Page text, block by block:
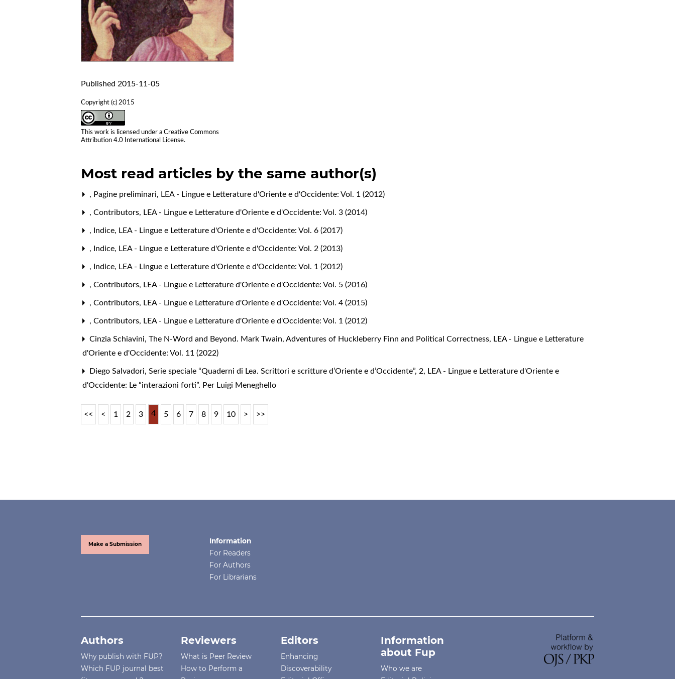
Published 2015-11-05
Copyright (c) 2015
This work is licensed under aCreative Commons
Attribution 4.0 International License.
Most read articles by the same author(s)
, Pagine preliminari, LEA - Lingue e Letterature d'Oriente e d'Occidente: Vol. 1 (2012)
,Contributors, LEA - Lingue e Letterature d'Oriente e d'Occidente: Vol. 3 (2014)
, Indice, LEA - Lingue e Letterature d'Oriente e d'Occidente: Vol. 6 (2017)
, Indice, LEA - Lingue e Letterature d'Oriente e d'Occidente: Vol. 2 (2013)
, Indice, LEA - Lingue e Letterature d'Oriente e d'Occidente: Vol. 1 (2012)
,Contributors, LEA - Lingue e Letterature d'Oriente e d'Occidente: Vol. 5 (2016)
,Contributors, LEA - Lingue e Letterature d'Oriente e d'Occidente: Vol. 4 (2015)
,Contributors, LEA - Lingue e Letterature d'Oriente e d'Occidente: Vol. 1 (2012)
Cinzia Schiavini,The N-Word and Beyond. Mark Twain, Adventures of Huckleberry Finn and Political Correctness, LEA - Lingue e Letterature
d'Oriente e d'Occidente: Vol. 11 (2022)
Diego Salvadori,Serie speciale “Quaderni di Lea. Scrittori e scritture d’Oriente e d’Occidente”, 2, LEA - Lingue e Letterature d'Oriente e
d'Occidente: Le “interazioni forti”. Per Luigi Meneghello
<< < 1 2 3 4 5 6 7 8 9 10 > >>
Make a Submission
Information
For Readers
For Authors
For Librarians
Authors
Why publish with FUP?
Which FUP journal best
Reviewers
What is Peer Review
How to Perform a
Editors
Enhancing
Discoverability
Information
about Fup
Who we are